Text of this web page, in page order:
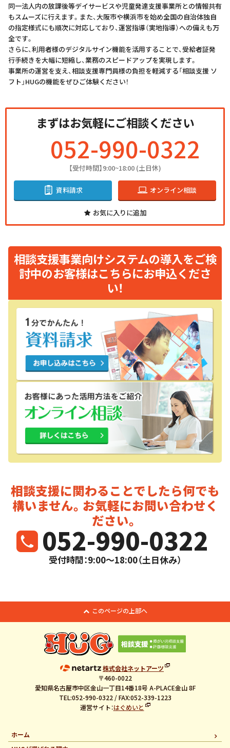
同一法人内の放課後等デイサービスや児童発達支援事業所との情報共有
もスムーズに⾏えます。また、大阪市や横浜市を始め全国の⾃治体独⾃
の指定様式にも順次に対応しており、運営指導（実地指導）への備えも万
全です。
さらに、利⽤者様のデジタルサイン機能を活⽤することで、受給者証発
⾏⼿続きを大幅に短縮し、業務のスピードアップを実現します。
事業所の運営を支え、相談支援専門員様の負担を軽減する「相談支援 ソ
フト」HUGの機能をぜひご体験ください！
まずはお気軽にご相談ください
052-990-0322
【受付時間】9:00~18:00 (土日休)
資料請求 オンライン相談
お気に入りに追加
相談支援事業向けシステムの導入をご検
討中のお客様はこちらにお申込くださ
い！
相談支援に関わることでしたら何でも
構いません。お気軽にお問い合わせく
ださい。
052-990-0322
受付時間：9:00～18:00（土日休み）
このページの上部へ
株式会社ネットアーツ
〒460-0022
愛知県名古屋市中区金山一丁目14番18号 A-PLACE金山 8F
TEL:052-990-0322 / FAX:052-339-1223
運営サイト：はぐめいと
ホーム